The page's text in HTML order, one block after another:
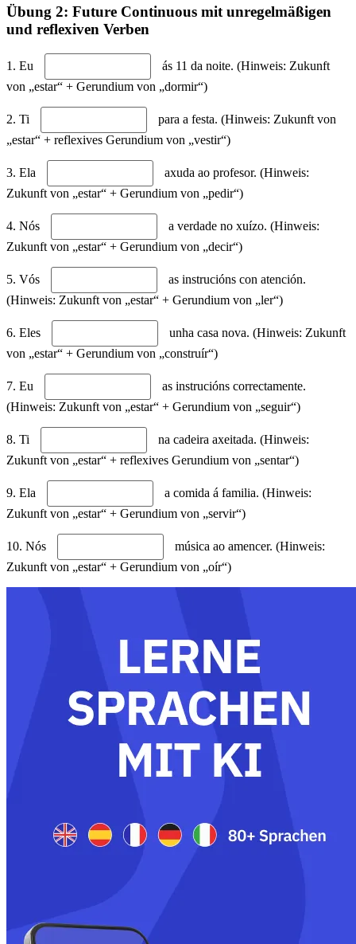
Übung 2: Future Continuous mit unregelmäßigen
und reflexiven Verben
1. Eu
ás 11 da noite. (Hinweis: Zukunft
von „estar“ + Gerundium von „dormir“)
2. Ti
para a festa. (Hinweis: Zukunft von
„estar“ + reflexives Gerundium von „vestir“)
3. Ela
axuda ao profesor. (Hinweis:
Zukunft von „estar“ + Gerundium von „pedir“)
4. Nós
a verdade no xuízo. (Hinweis:
Zukunft von „estar“ + Gerundium von „decir“)
5. Vós
as instrucións con atención.
(Hinweis: Zukunft von „estar“ + Gerundium von „ler“)
6. Eles
unha casa nova. (Hinweis: Zukunft
von „estar“ + Gerundium von „construír“)
7. Eu
as instrucións correctamente.
(Hinweis: Zukunft von „estar“ + Gerundium von „seguir“)
8. Ti
na cadeira axeitada. (Hinweis:
Zukunft von „estar“ + reflexives Gerundium von „sentar“)
9. Ela
a comida á familia. (Hinweis:
Zukunft von „estar“ + Gerundium von „servir“)
10. Nós
música ao amencer. (Hinweis:
Zukunft von „estar“ + Gerundium von „oír“)